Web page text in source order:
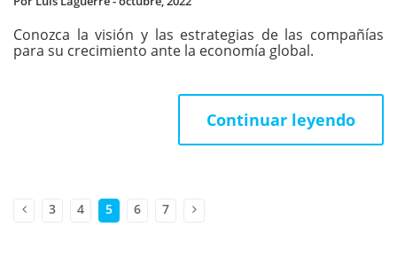
Conozca la visión y las estrategias de las compañías
para su crecimiento ante la economía global.
Continuar leyendo
3 4 5 6 7